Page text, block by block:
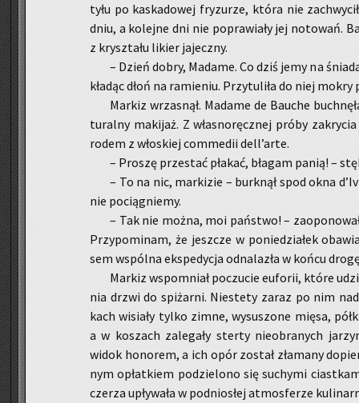
tyłu po ka­ska­do­wej fry­zu­rze, która nie
dniu, a ko­lej­ne dni nie po­pra­wia­ły jej no­to­wań.
z krysz­ta­łu li­kier ja­jecz­ny.
– Dzień dobry, Ma­da­me. Co dziś jemy na
kła­dąc dłoń na ra­mie­niu. Przy­tu­li­ła do niej
Mar­kiz wrza­snął. Ma­da­me de Bau­che
tu­ral­ny ma­ki­jaż. Z wła­sno­ręcz­nej próby
rodem z wło­skiej com­me­dii dell’arte.
– Pro­szę prze­stać pła­kać, bła­gam panią! –
– To na nic, mar­ki­zie – burk­nął spod okna
nie po­cią­gnie­my.
– Tak nie można, moi pań­stwo! –
Przy­po­mi­nam, że jesz­cze w po­nie­dzia­łek
sem wspól­na eks­pe­dy­cja od­na­la­zła w końcu
Mar­kiz wspo­mniał po­czu­cie eu­fo­rii, które
nia drzwi do spi­żar­ni. Nie­ste­ty zaraz po nim
kach wi­sia­ły tylko zimne, wy­su­szo­ne mięsa,
a w ko­szach za­le­ga­ły ster­ty nie­obra­nych
widok ho­no­rem, a ich opór zo­stał zła­ma­ny
nym opłat­kiem po­dzie­lo­no się su­chy­mi
cze­rza upły­wa­ła w pod­nio­słej at­mos­fe­rze